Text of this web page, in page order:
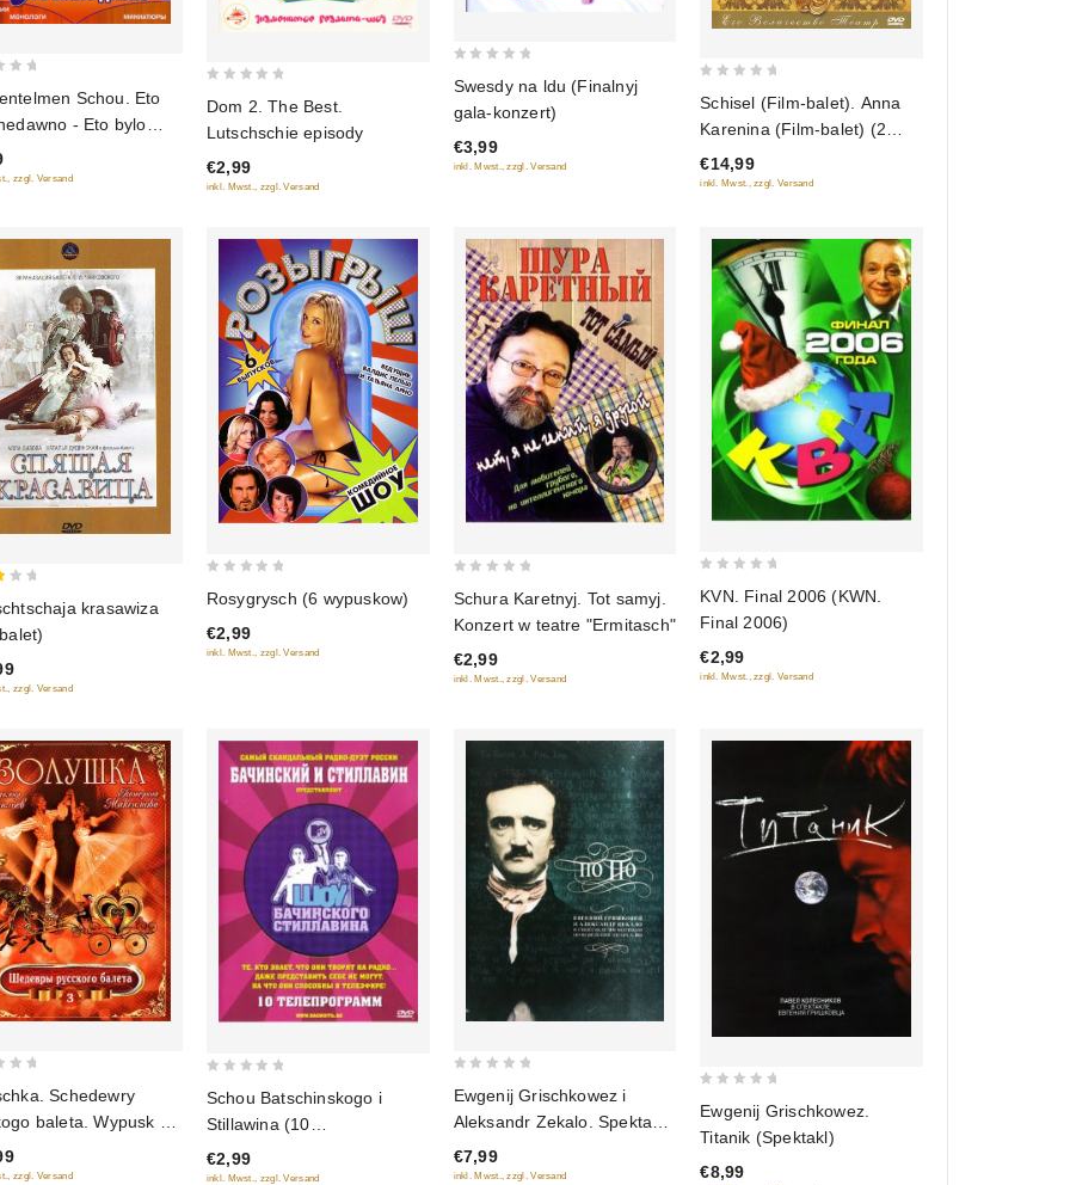
Schou. Eto
- Eto bylo
zzgl. Versand
of
5
Dom 2. The Best.
Lutschschie episody
€2,99
inkl. Mwst., zzgl. Versand
of
5
Swesdy na ldu (Finalnyj
gala-konzert)
€3,99
inkl. Mwst., zzgl. Versand
of
5
Schisel (Film-balet). Anna
Karenina (Film-balet) (2
DVD)
€14,99
inkl. Mwst., zzgl. Versand
krasawiza
zzgl. Versand
of
5
Rosygrysch (6 wypuskow)
€2,99
inkl. Mwst., zzgl. Versand
of
5
Schura Karetnyj. Tot samyj.
Konzert w teatre "Ermitasch"
€2,99
inkl. Mwst., zzgl. Versand
of
5
KVN. Final 2006 (KWN.
Final 2006)
€2,99
inkl. Mwst., zzgl. Versand
Schedewry
baleta. Wypusk 3
isdanie)
zzgl. Versand
of
5
Schou Batschinskogo i
Stillawina (10
Teleprogramm)
€2,99
inkl. Mwst., zzgl. Versand
out
of
5
Ewgenij Grischkowez i
Aleksandr Zekalo. Spektakl
"Po Po"
€7,99
inkl. Mwst., zzgl. Versand
out
of
5
Ewgenij Grischkowez.
Titanik (Spektakl)
€8,99